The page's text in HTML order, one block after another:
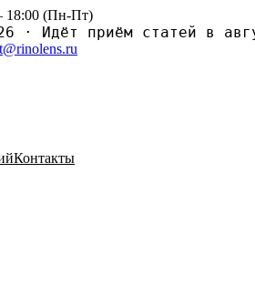
18:00 (Пн-Пт)
Идёт приём статей в
Контакты